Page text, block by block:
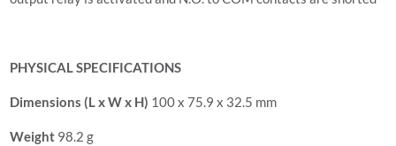
PHYSICAL SPECIFICATIONS
Dimensions (L x W x H) 100 x 75.9 x 32.5 mm
Weight 98.2 g